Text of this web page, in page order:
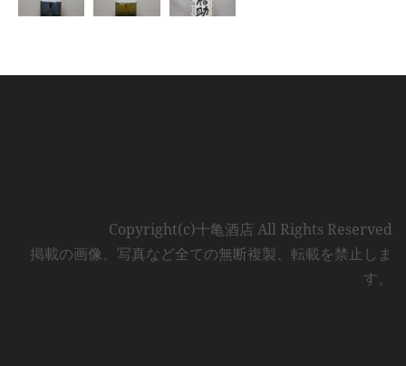
Copyright(c)十亀酒店 All Rights Reserved
掲載の画像、写真など全ての無断複製、転載を禁止しま
す。